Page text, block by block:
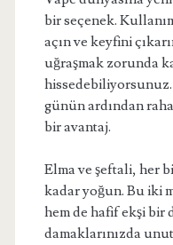
bir seçenek.
açın ve keyfini
uğraşmak zorunda
günün ardından
bir avantaj.
Elma ve şeftali, her
kadar yoğun. Bu iki
hem de hafif ekşi bir
damaklarınızda